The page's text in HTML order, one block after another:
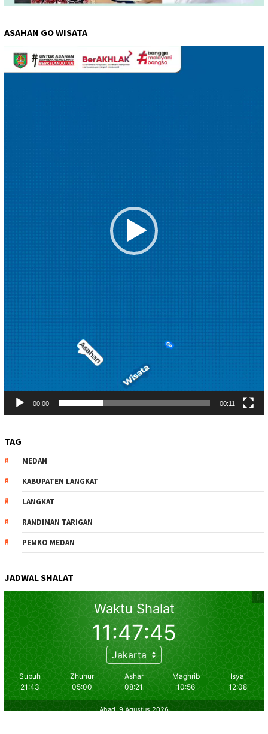
ASAHAN GO WISATA
Pemutar
Video
00:00 00:11
TAG
MEDAN
KABUPATEN LANGKAT
LANGKAT
RANDIMAN TARIGAN
PEMKO MEDAN
JADWAL SHALAT